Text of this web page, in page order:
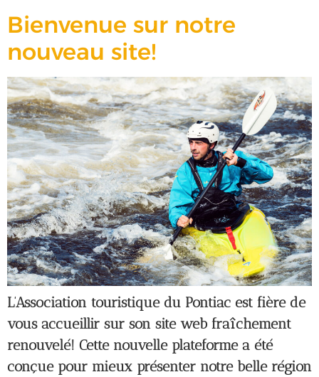
Bienvenue sur notre
nouveau site!
L’Association touristique du Pontiac est fière de
vous accueillir sur son site web fraîchement
renouvelé! Cette nouvelle plateforme a été
conçue pour mieux présenter notre belle région